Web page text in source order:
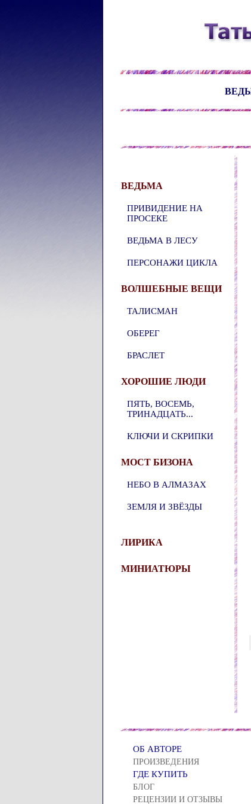
ВЕДЬМА
ПРИВИДЕНИЕ НА
ПРОСЕКЕ
ВЕДЬМА В ЛЕСУ
ПЕРСОНАЖИ ЦИКЛА
ВОЛШЕБНЫЕ ВЕЩИ
ТАЛИСМАН
ОБЕРЕГ
БРАСЛЕТ
ХОРОШИЕ ЛЮДИ
ПЯТЬ, ВОСЕМЬ,
ТРИНАДЦАТЬ...
КЛЮЧИ И СКРИПКИ
МОСТ БИЗОНА
НЕБО В АЛМАЗАХ
ЗЕМЛЯ И ЗВЁЗДЫ
ЛИРИКА
МИНИАТЮРЫ
ОБ АВТОРЕ
ПРОИЗВЕДЕНИЯ
ГДЕ КУПИТЬ
БЛОГ
РЕЦЕНЗИИ И ОТЗЫВЫ